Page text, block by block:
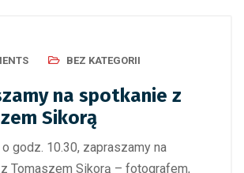
BEZ KATEGORII
na spotkanie z
Sikorą
godz. 10.30, zapraszamy na
Tomaszem Sikorą – fotografem,